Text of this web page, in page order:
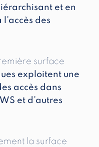
et en
des
surface
exploitent une
accès dans
et d’autres
la surface